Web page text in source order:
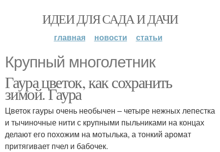
ИДЕИ ДЛЯ САДА И ДАЧИ
главная новости статьи
Крупный многолетник
Гаура цветок, как сохранить
зимой. Гаура
Цветок гауры очень необычен – четыре нежных лепестка
и тычиночные нити с крупными пыльниками на концах
делают его похожим на мотылька, а тонкий аромат
притягивает пчел и бабочек.